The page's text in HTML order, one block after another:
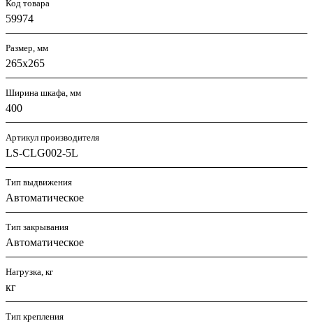
Код товара
59974
Размер, мм
265x265
Ширина шкафа, мм
400
Артикул производителя
LS-CLG002-5L
Тип выдвижения
Автоматическое
Тип закрывания
Автоматическое
Нагрузка, кг
кг
Тип крепления